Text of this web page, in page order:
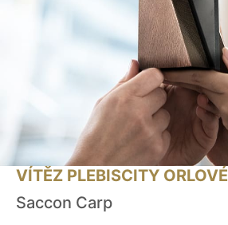
VÍTĚZ PLEBISCITY ORLOVÉ
Saccon Carp